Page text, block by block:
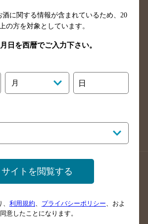
ー検索
鳥取県のバー検索
ー検索
徳島県のバー検索
ー検索
福岡県のバー検索
ー検索
佐賀県のバー検索
案内
店舗情報更新方法のご案内
掲載店舗様ログイン
に関する情報が含まれているため、 20
の方を対象としています。
日を西暦でご入力下さい。
月 日
サイトを閲覧する
利用規約 プライバシーポリシー 、およ
意したことになります。